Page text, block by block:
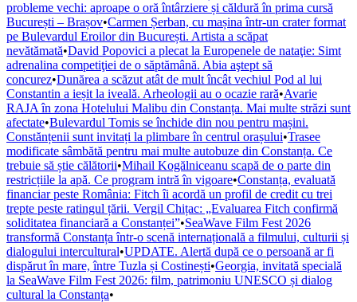
probleme vechi: aproape o oră întârziere și căldură în prima cursă
București – Brașov•Carmen Șerban, cu mașina într-un crater format
pe Bulevardul Eroilor din București. Artista a scăpat
nevătămată•David Popovici a plecat la Europenele de nataţie: Simt
adrenalina competiţiei de o săptămână. Abia aştept să
concurez•Dunărea a scăzut atât de mult încât vechiul Pod al lui
Constantin a ieșit la iveală. Arheologii au o ocazie rară•Avarie
RAJA în zona Hotelului Malibu din Constanța. Mai multe străzi sunt
afectate•Bulevardul Tomis se închide din nou pentru mașini.
Constănțenii sunt invitați la plimbare în centrul orașului•Trasee
modificate sâmbătă pentru mai multe autobuze din Constanța. Ce
trebuie să știe călătorii•Mihail Kogălniceanu scapă de o parte din
restricțiile la apă. Ce program intră în vigoare•Constanța, evaluată
financiar peste România: Fitch îi acordă un profil de credit cu trei
trepte peste ratingul țării. Vergil Chițac: „Evaluarea Fitch confirmă
soliditatea financiară a Constanței”•SeaWave Film Fest 2026
transformă Constanța într-o scenă internațională a filmului, culturii și
dialogului intercultural•UPDATE. Alertă după ce o persoană ar fi
dispărut în mare, între Tuzla și Costinești•Georgia, invitată specială
la SeaWave Film Fest 2026: film, patrimoniu UNESCO și dialog
cultural la Constanța•